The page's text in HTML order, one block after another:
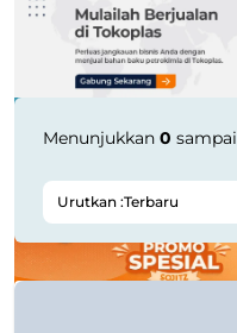
Menunjukkan 0 sampai
Urutkan :Terbaru